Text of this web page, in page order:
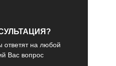
ответят на любой
Вас вопрос